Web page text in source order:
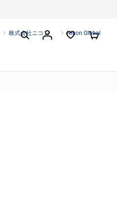
株式会社ニコン Nikon Global